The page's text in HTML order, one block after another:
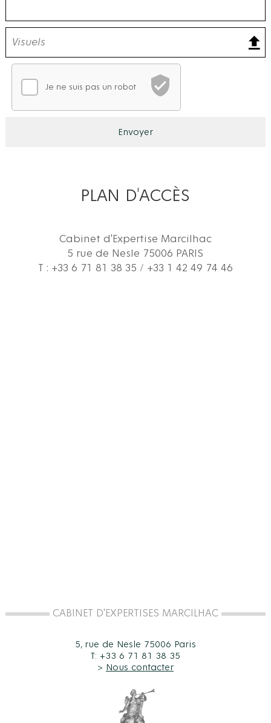
PLAN D'ACCÈS
Cabinet d'Expertise Marcilhac
5 rue de Nesle 75006 PARIS
T : +33 6 71 81 38 35 / +33 1 42 49 74 46
Vérification CAPTCHA
Je ne suis pas un robot
En attente de vérification
Ce CAPTCHA analyse votre comportement de
Envoyer
CABINET D'EXPERTISES MARCILHAC
5, rue de Nesle 75006 Paris
T: +33 6 71 81 38 35
> Nous contacter